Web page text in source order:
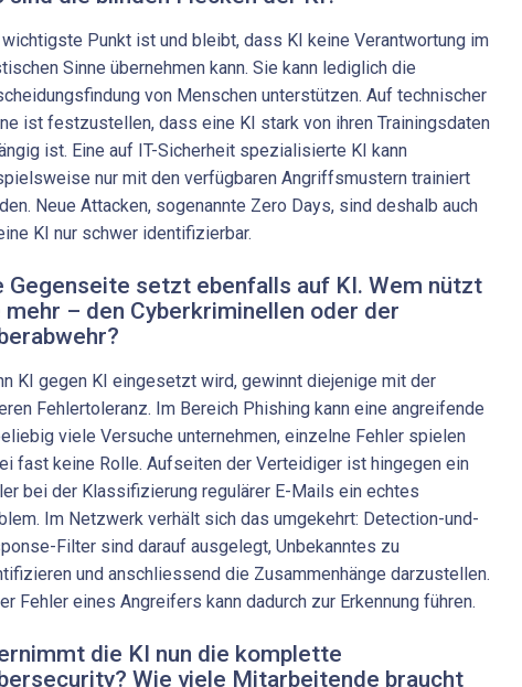
wichtigste Punkt ist und bleibt, dass KI keine Verantwortung im
Sinne übernehmen kann. Sie kann lediglich die
von Menschen unterstützen. Auf technischer
ist festzustellen, dass eine KI stark von ihren Trainingsdaten
ist. Eine auf IT-Sicherheit spezialisierte KI kann
nur mit den verfügbaren Angriffsmustern trainiert
Neue Attacken, sogenannte Zero Days, sind deshalb auch
KI nur schwer identifizierbar.
Gegenseite setzt ebenfalls auf KI. Wem nützt
mehr – den Cyberkriminellen oder der
KI gegen KI eingesetzt wird, gewinnt diejenige mit der
Fehlertoleranz. Im Bereich Phishing kann eine angreifende
viele Versuche unternehmen, einzelne Fehler spielen
fast keine Rolle. Aufseiten der Verteidiger ist hingegen ein
bei der Klassifizierung regulärer E-Mails ein echtes
Im Netzwerk verhält sich das umgekehrt: Detection-und-
Filter sind darauf ausgelegt, Unbekanntes zu
und anschliessend die Zusammenhänge darzustellen.
Fehler eines Angreifers kann dadurch zur Erkennung führen.
die KI nun die komplette
Wie viele Mitarbeitende braucht